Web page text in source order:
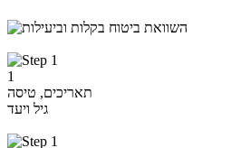
1
תאריכים, טיסה
גיל ויעד